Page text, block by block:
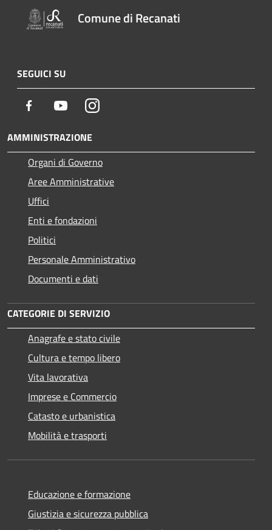
Comune di Recanati
SEGUICI SU
Facebook YoutubeInstagram
AMMINISTRAZIONE
Organi di Governo
Aree Amministrative
Uffici
Enti e fondazioni
Politici
Personale Amministrativo
Documenti e dati
CATEGORIE DI SERVIZIO
Anagrafe e stato civile
Cultura e tempo libero
Vita lavorativa
Imprese e Commercio
Catasto e urbanistica
Mobilità e trasporti
Educazione e formazione
Giustizia e sicurezza pubblica